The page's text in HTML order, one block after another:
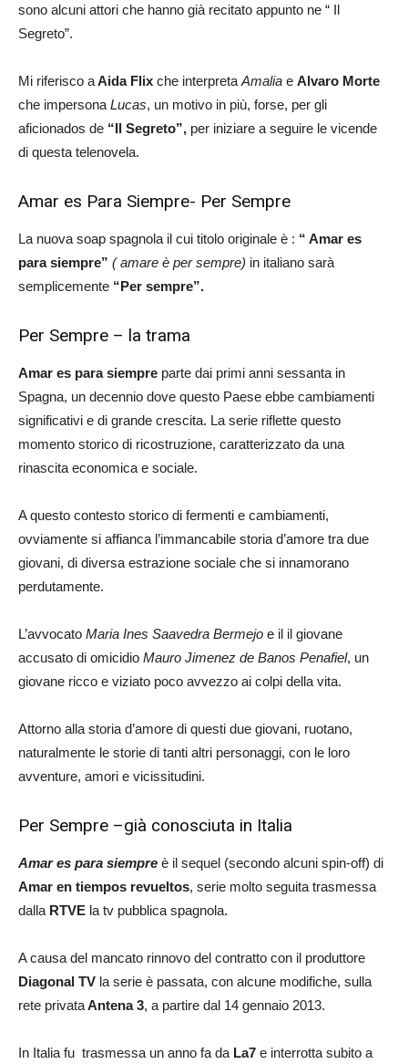
sono alcuni attori che hanno già recitato appunto ne “ Il
Segreto”.
Mi riferisco aAida Flix che interpreta Amalia e Alvaro Morte
che impersona Lucas, un motivo in più, forse, per gli
aficionados de “Il Segreto”, per iniziare a seguire le vicende
di questa telenovela.
Amar es Para Siempre- Per Sempre
La nuova soap spagnola il cui titolo originale è : “ Amar es
para siempre” ( amare è per sempre) in italiano sarà
semplicemente “Per sempre”.
Per Sempre – la trama
Amar es para siempre parte dai primi anni sessanta in
Spagna, un decennio dove questo Paese ebbe cambiamenti
significativi e di grande crescita. La serie riflette questo
momento storico di ricostruzione, caratterizzato da una
rinascita economica e sociale.
A questo contesto storico di fermenti e cambiamenti,
ovviamente si affianca l’immancabile storia d’amore tra due
giovani, di diversa estrazione sociale che si innamorano
perdutamente.
L’avvocato Maria Ines Saavedra Bermejo e il il giovane
accusato di omicidio Mauro Jimenez de Banos Penafiel, un
giovane ricco e viziato poco avvezzo ai colpi della vita.
Attorno alla storia d’amore di questi due giovani, ruotano,
naturalmente le storie di tanti altri personaggi, con le loro
avventure, amori e vicissitudini.
Per Sempre –già conosciuta in Italia
Amar es para siempre è il sequel (secondo alcuni spin-off) di
Amar en tiempos revueltos, serie molto seguita trasmessa
dalla RTVE la tv pubblica spagnola.
A causa del mancato rinnovo del contratto con il produttore
Diagonal TV la serie è passata, con alcune modifiche, sulla
rete privataAntena 3, a partire dal 14 gennaio 2013.
In Italia fu trasmessa un anno fa da La7 e interrotta subito a